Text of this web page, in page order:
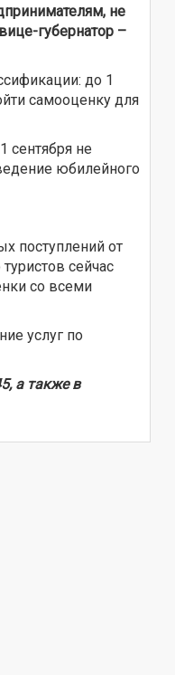
не
губернатор –
до 1
самооценку для
сентября не
юбилейного
поступлений от
сейчас
со всеми
услуг по
а также в